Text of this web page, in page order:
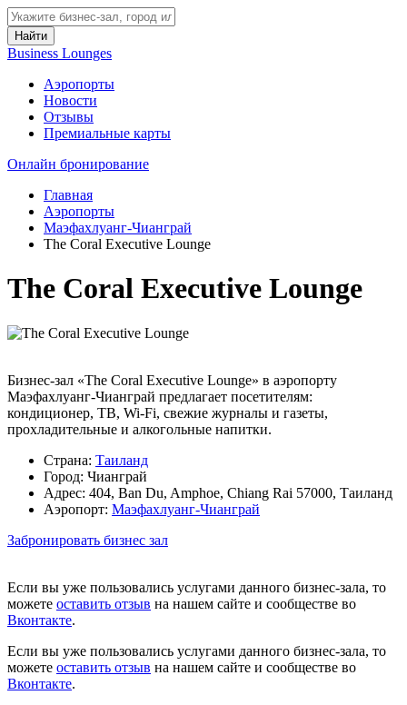
Найти
Business Lounges
Аэропорты
Новости
Отзывы
Премиальные карты
Онлайн бронирование
Главная
Аэропорты
Маэфахлуанг-Чианграй
The Coral Executive Lounge
The Coral Executive Lounge
Бизнес-зал «The Coral Executive Lounge» в аэропорту
Маэфахлуанг-Чианграй предлагает посетителям:
кондиционер, ТВ, Wi-Fi, свежие журналы и газеты,
прохладительные и алкогольные напитки.
Страна: Таиланд
Город: Чианграй
Адрес: 404, Ban Du, Amphoe, Chiang Rai 57000, Таиланд
Аэропорт: Маэфахлуанг-Чианграй
Забронировать бизнес зал
Если вы уже пользовались услугами данного бизнес-зала, то
можете оставить отзыв на нашем сайте и сообществе во
Вконтакте.
Если вы уже пользовались услугами данного бизнес-зала, то
можете оставить отзыв на нашем сайте и сообществе во
Вконтакте.